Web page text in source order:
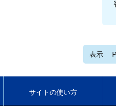
表示
サイトの使い方